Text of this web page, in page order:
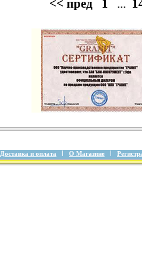
<< пред 1 ...
Доставка и оплата О Магазине